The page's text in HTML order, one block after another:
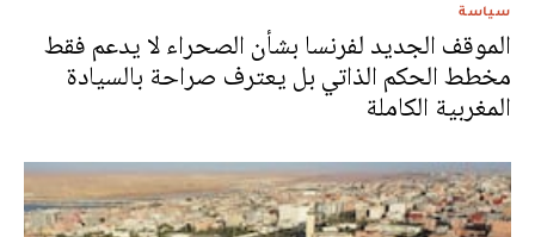
سياسة
الموقف الجديد لفرنسا بشأن الصحراء لا يدعم فقط
مخطط الحكم الذاتي بل يعترف صراحة بالسيادة
المغربية الكاملة